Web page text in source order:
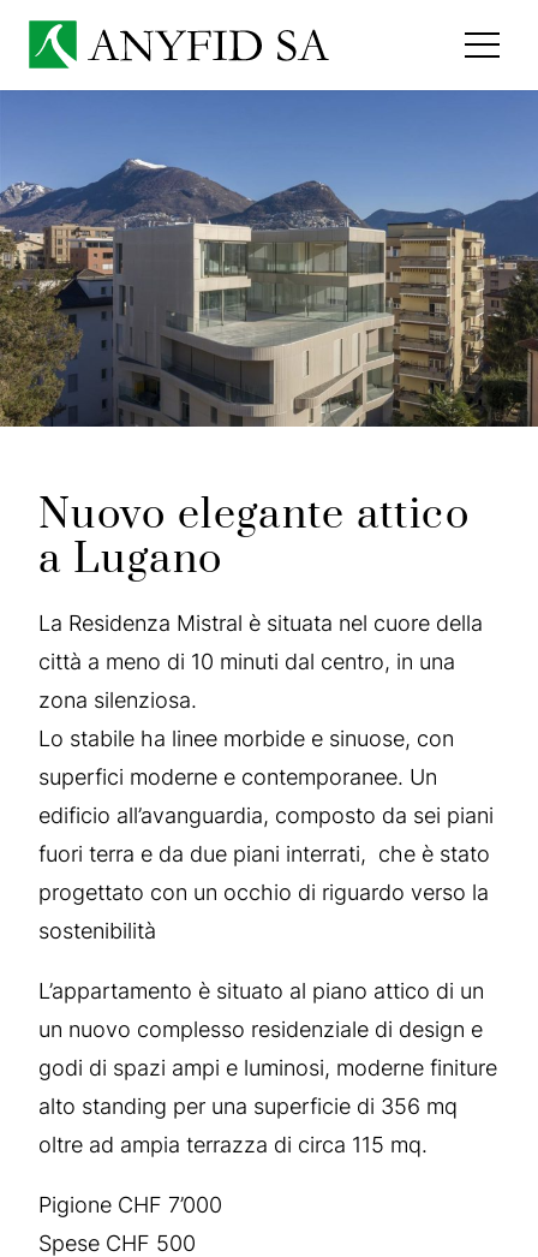
Nuovo elegante attico
a Lugano
La Residenza Mistral è situata nel cuore della
città a meno di 10 minuti dal centro, in una
zona silenziosa.
Lo stabile ha linee morbide e sinuose, con
superfici moderne e contemporanee. Un
edificio all’avanguardia, composto da sei piani
fuori terra e da due piani interrati, che è stato
progettato con un occhio di riguardo verso la
sostenibilità
L’appartamento è situato al piano attico di un
un nuovo complesso residenziale di design e
godi di spazi ampi e luminosi, moderne finiture
alto standing per una superficie di 356 mq
oltre ad ampia terrazza di circa 115 mq.
Pigione CHF 7’000
Spese CHF 500